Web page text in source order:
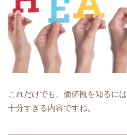
これだけでも、価値観を知るには
十分すぎる内容ですね。